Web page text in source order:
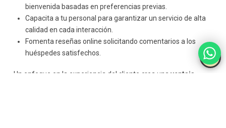
bienvenida basadas en preferencias previas.
Capacita a tu personal para garantizar un servicio de alta
calidad en cada interacción.
Fomenta reseñas online solicitando comentarios a los
huéspedes satisfechos.
Un enfoque en la experiencia del cliente crea una ventaja